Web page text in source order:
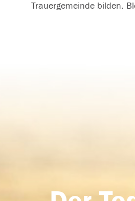
Trauergemeinde bilden.